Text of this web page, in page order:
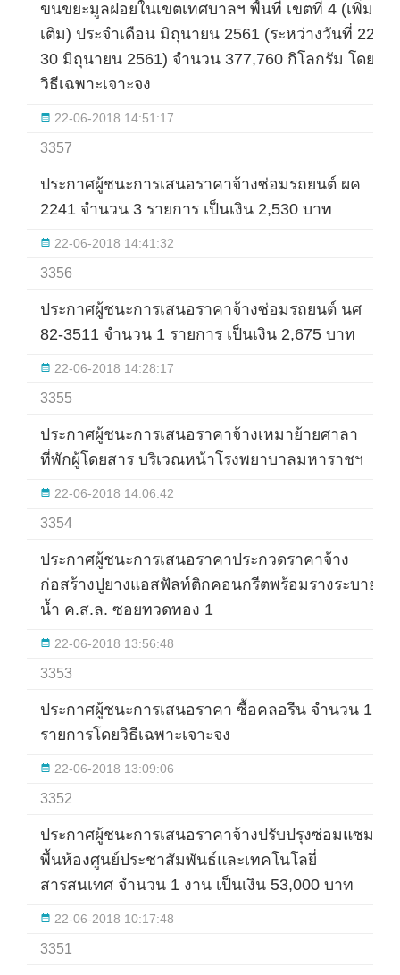
ขนขยะมูลฝอยในเขตเทศบาลฯ พื้นที่ เขตที่ 4 (เพิ่ม
เติม) ประจำเดือน มิถุนายน 2561 (ระหว่างวันที่ 22-
30 มิถุนายน 2561) จำนวน 377,760 กิโลกรัม โดย
วิธีเฉพาะเจาะจง
22-06-2018 14:51:17
3357
ประกาศผู้ชนะการเสนอราคาจ้างซ่อมรถยนต์ ผค
2241 จำนวน 3 รายการ เป็นเงิน 2,530 บาท
22-06-2018 14:41:32
3356
ประกาศผู้ชนะการเสนอราคาจ้างซ่อมรถยนต์ นศ
82-3511 จำนวน 1 รายการ เป็นเงิน 2,675 บาท
22-06-2018 14:28:17
3355
ประกาศผู้ชนะการเสนอราคาจ้างเหมาย้ายศาลา
ที่พักผู้โดยสาร บริเวณหน้าโรงพยาบาลมหาราชฯ
22-06-2018 14:06:42
3354
ประกาศผู้ชนะการเสนอราคาประกวดราคาจ้าง
ก่อสร้างปูยางแอสฟัลท์ติกคอนกรีตพร้อมรางระบาย
น้ำ ค.ส.ล. ซอยทวดทอง 1
22-06-2018 13:56:48
3353
ประกาศผู้ชนะการเสนอราคา ซื้อคลอรีน จำนวน 1
รายการโดยวิธีเฉพาะเจาะจง
22-06-2018 13:09:06
3352
ประกาศผู้ชนะการเสนอราคาจ้างปรับปรุงซ่อมแซม
พื้นห้องศูนย์ประชาสัมพันธ์และเทคโนโลยี่
สารสนเทศ จำนวน 1 งาน เป็นเงิน 53,000 บาท
22-06-2018 10:17:48
3351